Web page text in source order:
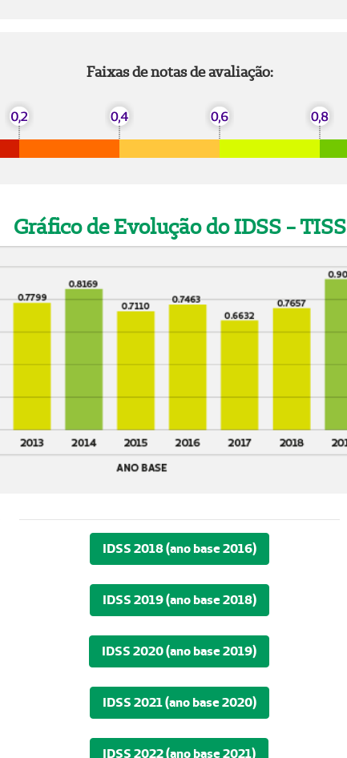
Faixas de notas de avaliação:
Gráfico de Evolução do IDSS - TISS
IDSS 2018 (ano base 2016)
IDSS 2019 (ano base 2018)
IDSS 2020 (ano base 2019)
IDSS 2021 (ano base 2020)
IDSS 2022 (ano base 2021)